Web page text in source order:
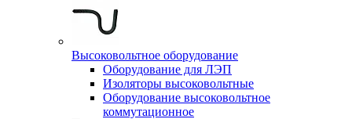
Высоковольтное оборудование
Оборудование для ЛЭП
Изоляторы высоковольтные
Оборудование высоковольтное
коммутационное